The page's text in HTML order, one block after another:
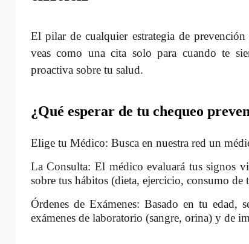
El pilar de cualquier estrategia de
veas como una cita solo para cuando te
proactiva sobre tu salud.
¿Qué esperar de tu chequeo
Elige tu Médico: Busca en nuestra red un
La Consulta: El médico evaluará tus signos
sobre tus hábitos (dieta, ejercicio, consumo de
Órdenes de Exámenes: Basado en tu edad,
exámenes de laboratorio (sangre, orina) y de